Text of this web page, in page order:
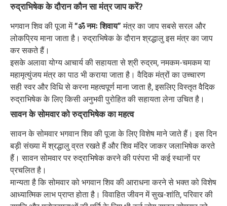
रुद्राभिषेक के दौरान कौन सा मंत्र जाप करें?
भगवान शिव की पूजा में“ॐ नमः शिवाय”मंत्र का जाप सबसे सरल और
लोकप्रिय माना जाता है। रुद्राभिषेक के दौरान श्रद्धालु इस मंत्र का जाप
कर सकते हैं।
इसके अलावा योग्य आचार्य की सहायता से श्री रुद्रम, नमकम-चमकम या
महामृत्युंजय मंत्र का पाठ भी कराया जाता है। वैदिक मंत्रों का उच्चारण
सही स्वर और विधि से करना महत्वपूर्ण माना जाता है, इसलिए विस्तृत वैदिक
रुद्राभिषेक के लिए किसी अनुभवी पुरोहित की सहायता लेना उचित है।
सावन के सोमवार को रुद्राभिषेक का महत्व
सावन के सोमवार भगवान शिव की पूजा के लिए विशेष माने जाते हैं। इस दिन
बड़ी संख्या में श्रद्धालु व्रत रखते हैं और शिव मंदिर जाकर जलाभिषेक करते
हैं। सावन सोमवार पर रुद्राभिषेक करने की परंपरा भी कई स्थानों पर
प्रचलित है।
मान्यता है कि सोमवार को भगवान शिव की आराधना करने से भक्त को विशेष
आध्यात्मिक लाभ प्राप्त होता है। विवाहित जीवन में सुख-शांति, परिवार की